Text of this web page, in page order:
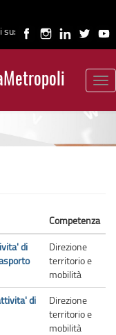
su:
Competenza
di
Direzione
territorio e
mobilità
di
Direzione
territorio e
mobilità